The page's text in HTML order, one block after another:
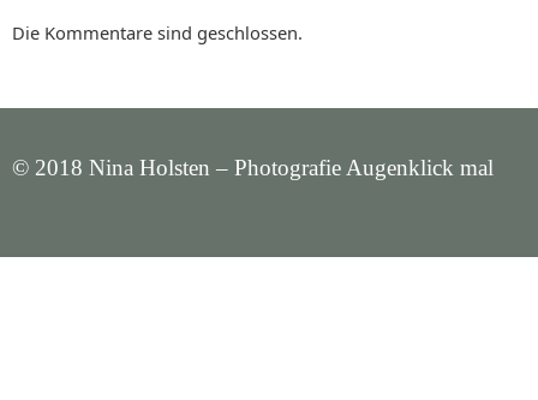
Die Kommentare sind geschlossen.
© 2018 Nina Holsten – Photografie Augenklick mal